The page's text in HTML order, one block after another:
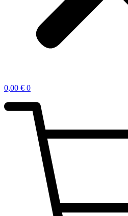
0,00 € 0